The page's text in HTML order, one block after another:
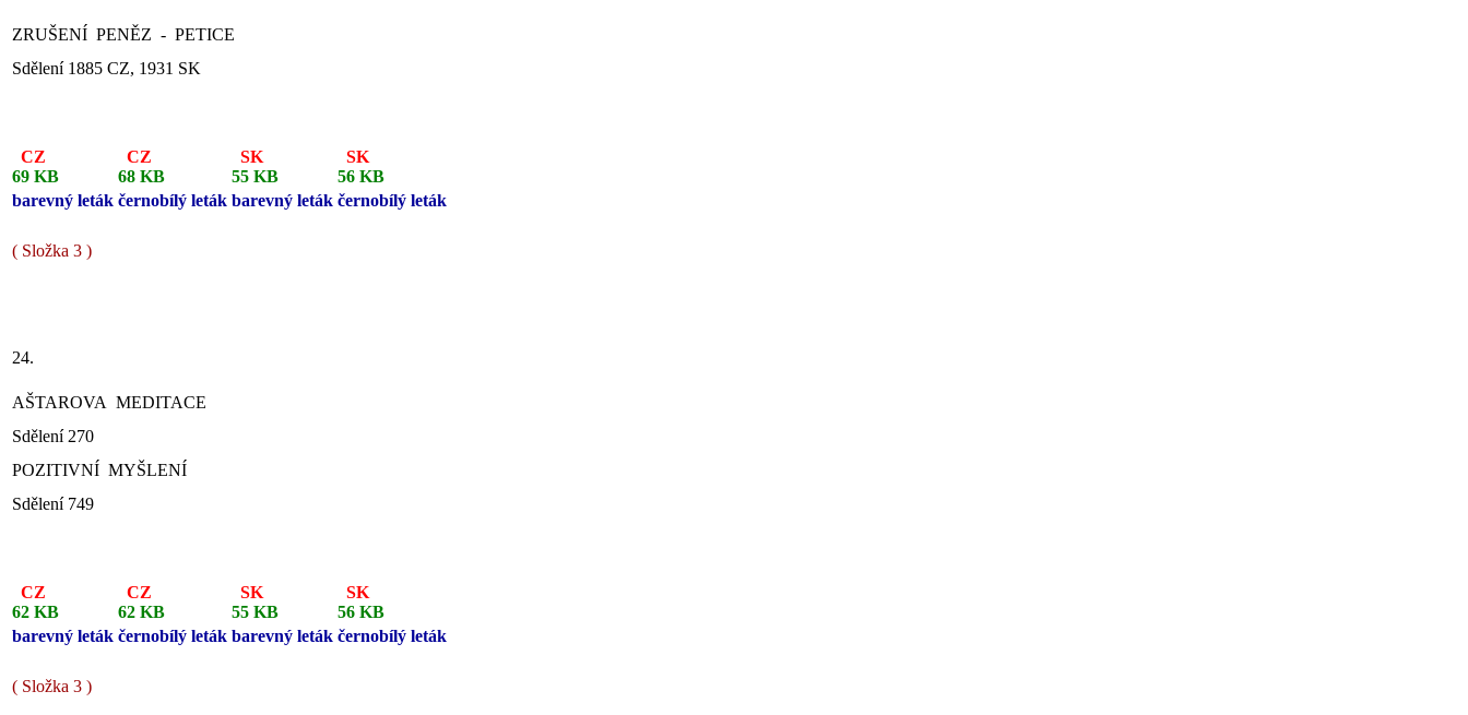
ZRUŠENÍ PENĚZ - PETICE
Sdělení 1885 CZ, 1931 SK
CZ
69 KB
barevný leták
CZ
68 KB
černobílý leták
SK
55 KB
barevný leták
SK
56 KB
černobílý leták
( Složka 3 )
24.
AŠTAROVA MEDITACE
Sdělení 270
POZITIVNÍ MYŠLENÍ
Sdělení 749
CZ
62 KB
barevný leták
CZ
62 KB
černobílý leták
SK
55 KB
barevný leták
SK
56 KB
černobílý leták
( Složka 3 )